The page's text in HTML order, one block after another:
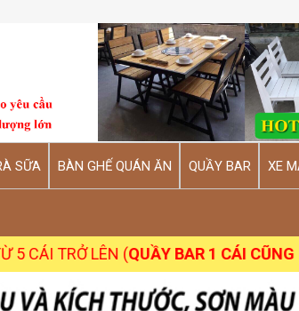
SỮA BÀN GHẾ QUÁN ĂN QUẦY BAR XE
LÊN (QUẦY BAR 1 CÁI CŨNG NHẬN)